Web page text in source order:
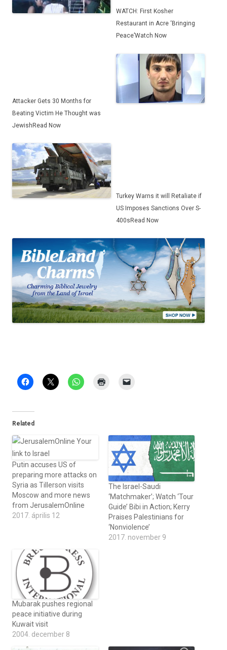
WATCH: First Kosher
Restaurant in Acre ‘Bringing
Peace’Watch Now
Attacker Gets 30 Months for
Beating Victim He Thought was
Jewish Read Now
Turkey Warns it will Retaliate if
US Imposes Sanctions Over S-
400s Read Now
Related
Putin accuses US of
preparing more attacks on
Syria as Tillerson visits
Moscow and more news
from JerusalemOnline
2017. április 12
The Israel-Saudi
‘Matchmaker’; Watch ‘Tour
Guide’ Bibi in Action; Kerry
Praises Palestinians for
‘Nonviolence’
2017. november 9
Mubarak pushes regional
peace initiative during
Kuwait visit
2004. december 8